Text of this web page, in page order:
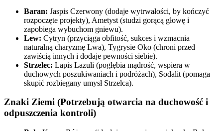
Baran: Jaspis Czerwony (dodaje wytrwałości, by kończyć
rozpoczęte projekty), Ametyst (studzi gorącą głowę i
zapobiega wybuchom gniewu).
Lew: Cytryn (przyciąga obfitość, sukces i wzmacnia
naturalną charyzmę Lwa), Tygrysie Oko (chroni przed
zawiścią innych i dodaje pewności siebie).
Strzelec: Lapis Lazuli (pogłębia mądrość, wspiera w
duchowych poszukiwaniach i podróżach), Sodalit (pomaga
skupić rozbiegany umysł Strzelca).
Znaki Ziemi (Potrzebują otwarcia na duchowość i
odpuszczenia kontroli)